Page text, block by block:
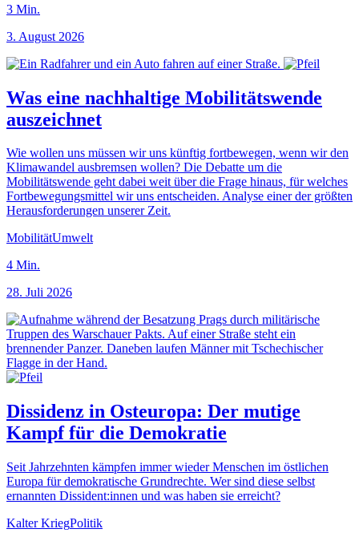
3 Min.
3. August 2026
Was eine nachhaltige Mobilitätswende
auszeichnet
Wie wollen uns müssen wir uns künftig fortbewegen, wenn wir den
Klimawandel ausbremsen wollen? Die Debatte um die
Mobilitätswende geht dabei weit über die Frage hinaus, für welches
Fortbewegungsmittel wir uns entscheiden. Analyse einer der größten
Herausforderungen unserer Zeit.
MobilitätUmwelt
4 Min.
28. Juli 2026
Dissidenz in Osteuropa: Der mutige
Kampf für die Demokratie
Seit Jahrzehnten kämpfen immer wieder Menschen im östlichen
Europa für demokratische Grundrechte. Wer sind diese selbst
ernannten Dissident:innen und was haben sie erreicht?
Kalter KriegPolitik